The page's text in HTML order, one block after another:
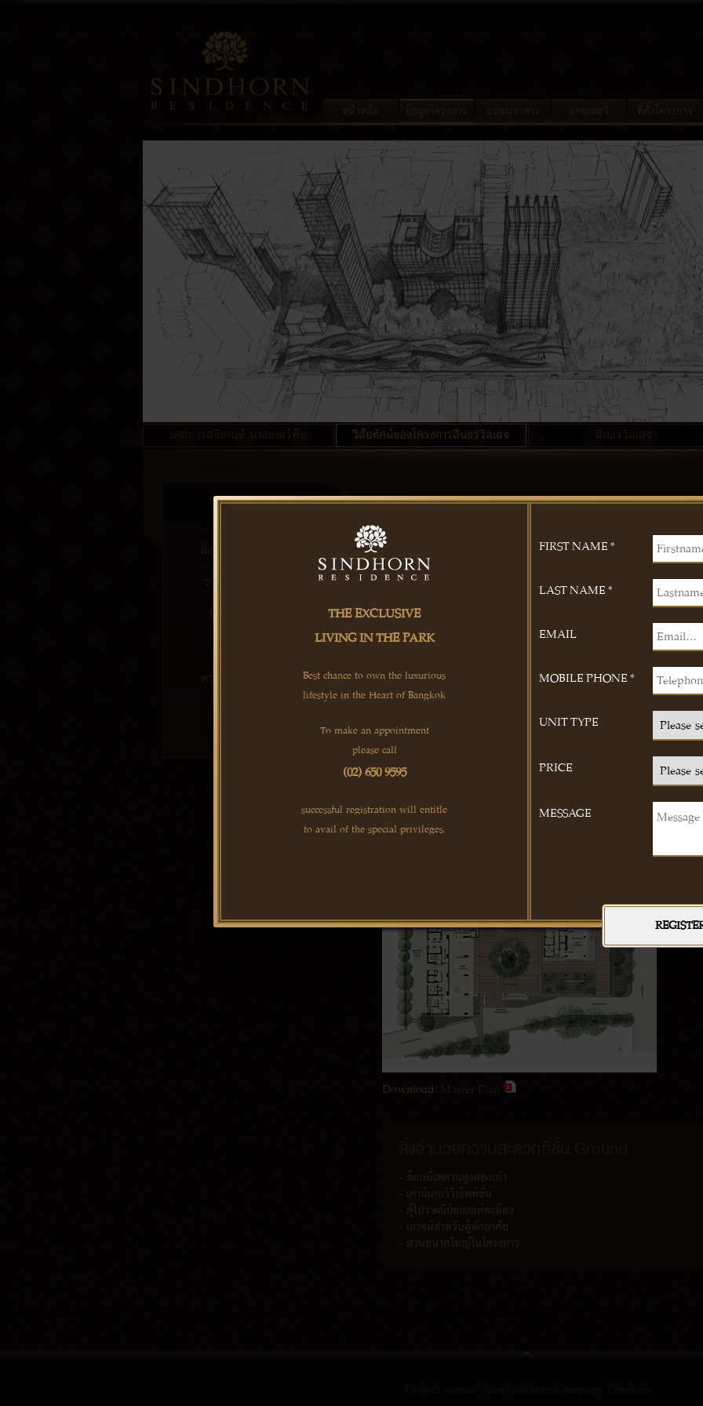
Sindhorn
Residence
หน้าหลัก ข้อมูลโครงการ แปลนอาคาร แกลเลอรี ที่ตั้งโครงการ
เดอะ เรสซิเดนซ์ มาสเตอร์พีซ วิสัยทัศน์ของโครงการสินธรวิลเลจ สินธรวิลเลจ
ผังโครงการ สินธร เรสซิเดนซ์
Download: Master Plan
- ล็อบบี้เพดานสูงสองเท่า
- เคาน์เตอร์รีเซ็พท์ชั่น
- ตู้ไปรษณีย์ของแต่ละห้อง
- เลาจน์สำหรับผู้พักอาศัย
- สวนขนาดใหญ่ในโครงการ
สิ่งอำนวยความสะดวก
รายละเอียดโครงการ
ทีมพัฒนาโครงการ
ความคืบหน้าโครงการ
THE EXCLUSIVE
LIVING IN THE PARK
Best chance to own the luxurious
lifestyle in the Heart of Bangkok
To make an appointment
please call
(02) 650 9595
successful registration will entitle
to avail of the special privileges.
FIRST NAME *
LAST NAME *
EMAIL
MOBILE PHONE *
UNIT TYPE
PRICE
MESSAGE